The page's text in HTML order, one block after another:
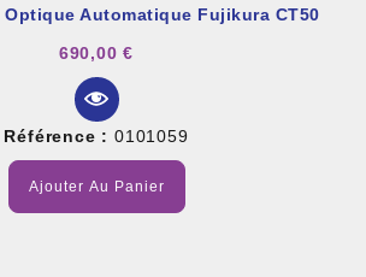
Automatique Fujikura CT50
690,00 €
Référence : 0101059
Ajouter Au Panier